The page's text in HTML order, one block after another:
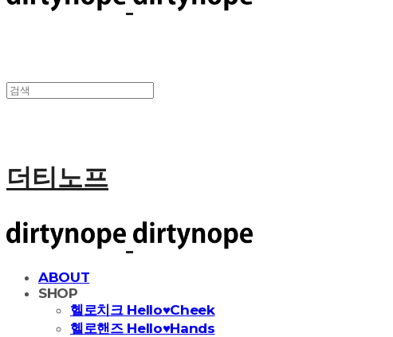
더티노프
ABOUT
SHOP
헬로치크 Hello♥Cheek
헬로핸즈 Hello♥Hands